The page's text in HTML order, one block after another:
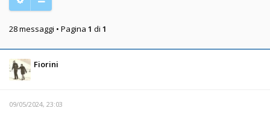
28 messaggi • Pagina 1 di 1
Fiorini
09/05/2024, 23:03